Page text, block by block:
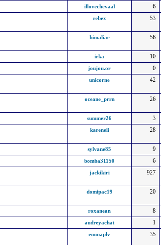
illovechevaal 6
rebex 53
himaliae 56
irka 10
joujou.or 0
unicorne 42
oceane_prrn 26
summer26 3
kareneli 28
sylvane85 9
bomba31150 6
jackikiri 927
domipac19 20
roxanean 8
audreyachat 1
emmaplv 35